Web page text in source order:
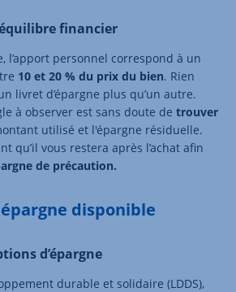
financier
l’apport personnel correspond à un
10 et 20 % du prix du bien. Rien
livret d’épargne plus qu’un autre.
à observer est sans doute de trouver
utilisé et l'épargne résiduelle.
qu’il vous restera après l’achat afin
de précaution.
disponible
d’épargne
durable et solidaire (LDDS),